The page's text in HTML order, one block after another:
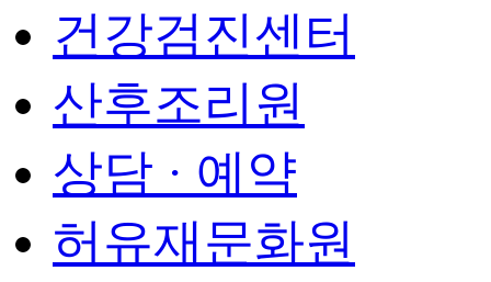
건강검진센터
산후조리원
상담 · 예약
허유재문화원